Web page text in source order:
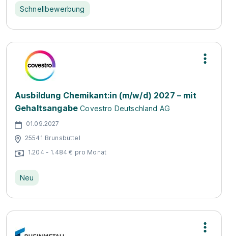
Schnellbewerbung
Ausbildung Chemikant:in (m/w/d) 2027 – mit
Gehaltsangabe Covestro Deutschland AG
01.09.2027
25541 Brunsbüttel
1.204 - 1.484 € pro Monat
Neu